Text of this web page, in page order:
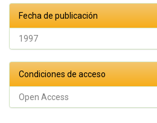
Fecha de publicación
1997
Condiciones de acceso
Open Access